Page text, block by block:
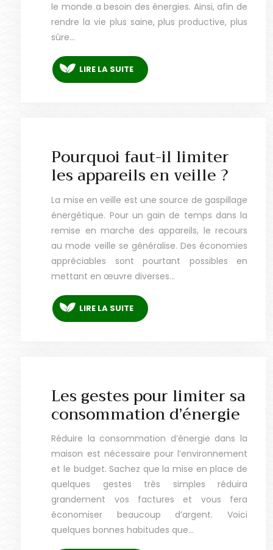
le monde a besoin des énergies. Ainsi, afin de
rendre la vie plus saine, plus productive, plus
sûre…
LIRE LA SUITE
Pourquoi faut-il limiter
les appareils en veille ?
La mise en veille est une source de gaspillage
énergétique. Pour un gain de temps dans la
remise en marche des appareils, le recours
au mode veille se généralise. Des économies
appréciables sont pourtant possibles en
mettant en œuvre diverses…
LIRE LA SUITE
Les gestes pour limiter sa
consommation d’énergie
Réduire la consommation d’énergie dans la
maison est nécessaire pour l’environnement
et le budget. Sachez que la mise en place de
quelques gestes très simples réduira
grandement vos factures et vous fera
économiser beaucoup d’argent. Voici
quelques bonnes habitudes que…